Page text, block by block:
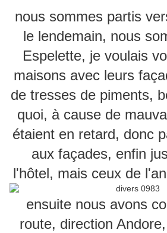
nous sommes partis
le lendemain, nous
Espelette, je voulais
maisons avec leurs
de tresses de piments,
quoi, à cause de
étaient en retard, donc
aux façades, enfin
l'hôtel, mais ceux de
ensuite nous avons
route, direction